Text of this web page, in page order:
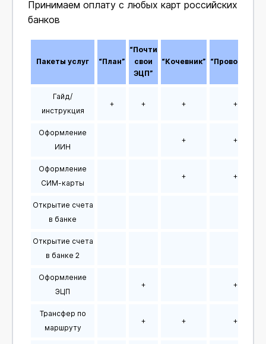
Принимаем оплату с любых карт российских
банков
Пакеты услуг “План”
“Почти
свои
ЭЦП”
“Кочевник” “Проводник”
Гайд/
инструкция
+ + + +
Оформление
ИИН
+ +
Оформление
СИМ-карты
+ +
Открытие счета
в банке
Открытие счета
в банке 2
Оформление
ЭЦП
+ +
Трансфер по
маршруту
+ + +